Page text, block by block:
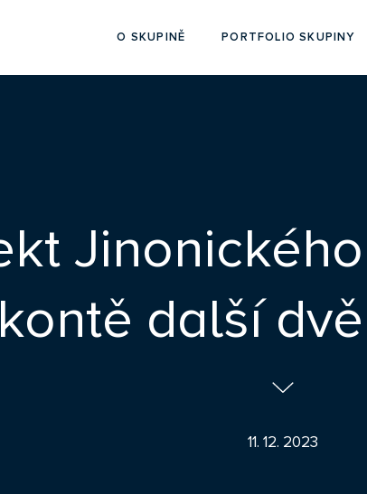
O SKUPINĚ PORTFOLIO SKUPINY
kontě další
11. 12. 2023